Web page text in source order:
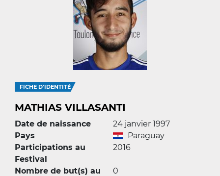
FICHE D'IDENTITÉ
MATHIAS VILLASANTI
Date de naissance
24 janvier 1997
Pays
Paraguay
Participations au
Festival
2016
Nombre de but(s) au
0